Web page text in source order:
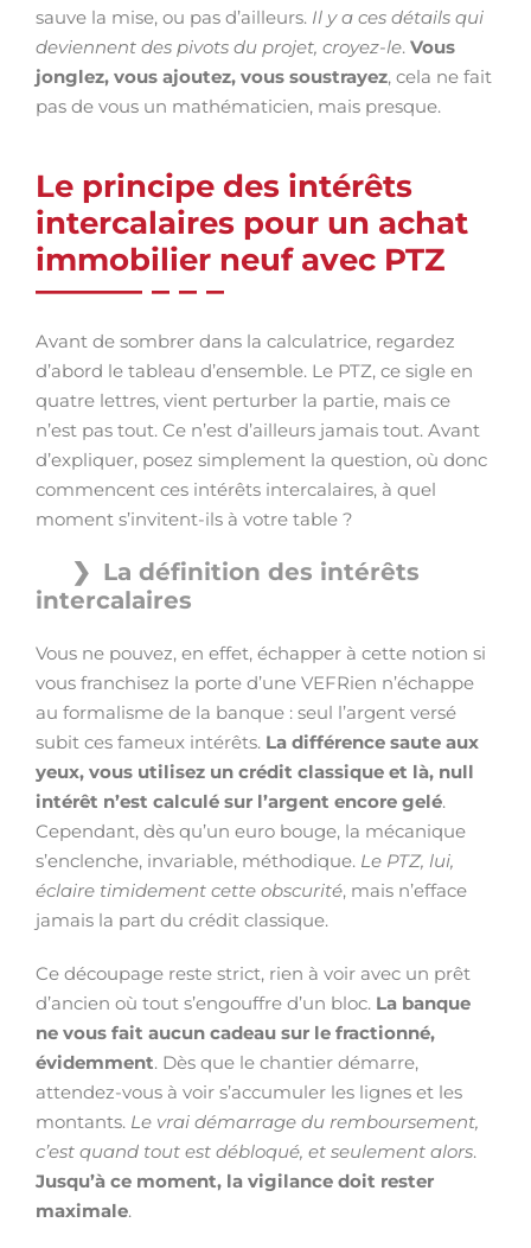
sauve la mise, ou pas d’ailleurs. Il y a ces détails qui
deviennent des pivots du projet, croyez-le. Vous
jonglez, vous ajoutez, vous soustrayez, cela ne fait
pas de vous un mathématicien, mais presque.
Le principe des intérêts
intercalaires pour un achat
immobilier neuf avec PTZ
Avant de sombrer dans la calculatrice, regardez
d’abord le tableau d’ensemble. Le PTZ, ce sigle en
quatre lettres, vient perturber la partie, mais ce
n’est pas tout. Ce n’est d’ailleurs jamais tout. Avant
d’expliquer, posez simplement la question, où donc
commencent ces intérêts intercalaires, à quel
moment s’invitent-ils à votre table ?
La définition des intérêts
intercalaires
Vous ne pouvez, en effet, échapper à cette notion si
vous franchisez la porte d’une VEFRien n’échappe
au formalisme de la banque : seul l’argent versé
subit ces fameux intérêts. La différence saute aux
yeux, vous utilisez un crédit classique et là, null
intérêt n’est calculé sur l’argent encore gelé.
Cependant, dès qu’un euro bouge, la mécanique
s’enclenche, invariable, méthodique. Le PTZ, lui,
éclaire timidement cette obscurité, mais n’efface
jamais la part du crédit classique.
Ce découpage reste strict, rien à voir avec un prêt
d’ancien où tout s’engouffre d’un bloc. La banque
ne vous fait aucun cadeau sur le fractionné,
évidemment. Dès que le chantier démarre,
attendez-vous à voir s’accumuler les lignes et les
montants. Le vrai démarrage du remboursement,
c’est quand tout est débloqué, et seulement alors.
Jusqu’à ce moment, la vigilance doit rester
maximale.